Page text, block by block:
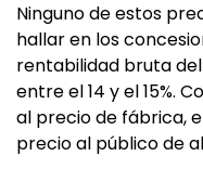
Ninguno de estos
hallar en los
rentabilidad bruta
entre el 14 y el 15%.
al precio de fábrica,
precio al público de